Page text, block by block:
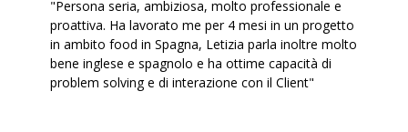
"Persona seria, ambiziosa, molto professionale e
proattiva. Ha lavorato me per 4 mesi in un progetto
in ambito food in Spagna, Letizia parla inoltre molto
bene inglese e spagnolo e ha ottime capacità di
problem solving e di interazione con il Client"